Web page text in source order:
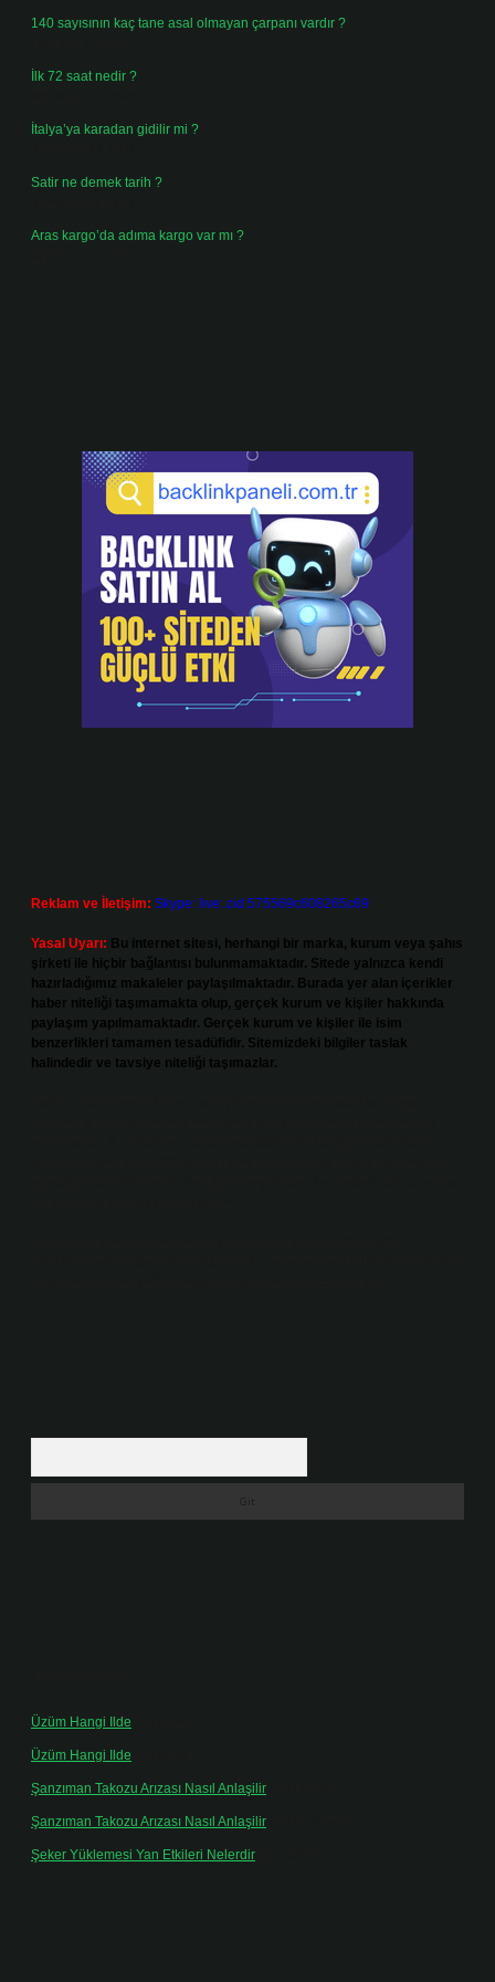
140 sayısının kaç tane asal olmayan çarpanı vardır ?
İlk 72 saat nedir ?
İtalya’ya karadan gidilir mi ?
Satir ne demek tarih ?
Aras kargo’da adıma kargo var mı ?
Reklam ve İletişim: Skype: live:.cid.575569c608265c69
Yasal Uyarı: Bu internet sitesi, herhangi bir marka, kurum veya şahıs
şirketi ile hiçbir bağlantısı bulunmamaktadır. Sitede yalnızca kendi
hazırladığımız makaleler paylaşılmaktadır. Burada yer alan içerikler
haber niteliği taşımamakta olup, gerçek kurum ve kişiler hakkında
paylaşım yapılmamaktadır. Gerçek kurum ve kişiler ile isim
benzerlikleri tamamen tesadüfidir. Sitemizdeki bilgiler taslak
halindedir ve tavsiye niteliği taşımazlar.
Üzüm Hangi Ilde
Üzüm Hangi Ilde
Şanzıman Takozu Arızası Nasıl Anlaşilir
Şanzıman Takozu Arızası Nasıl Anlaşilir
Şeker Yüklemesi Yan Etkileri Nelerdir